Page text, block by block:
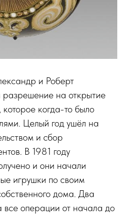
и Роберт
разрешение на открытие
которое когда-то было
Целый год ушёл на
и сбор
В 1981 году
и они начали
игрушки по своим
дома. Два
все операции от начала до